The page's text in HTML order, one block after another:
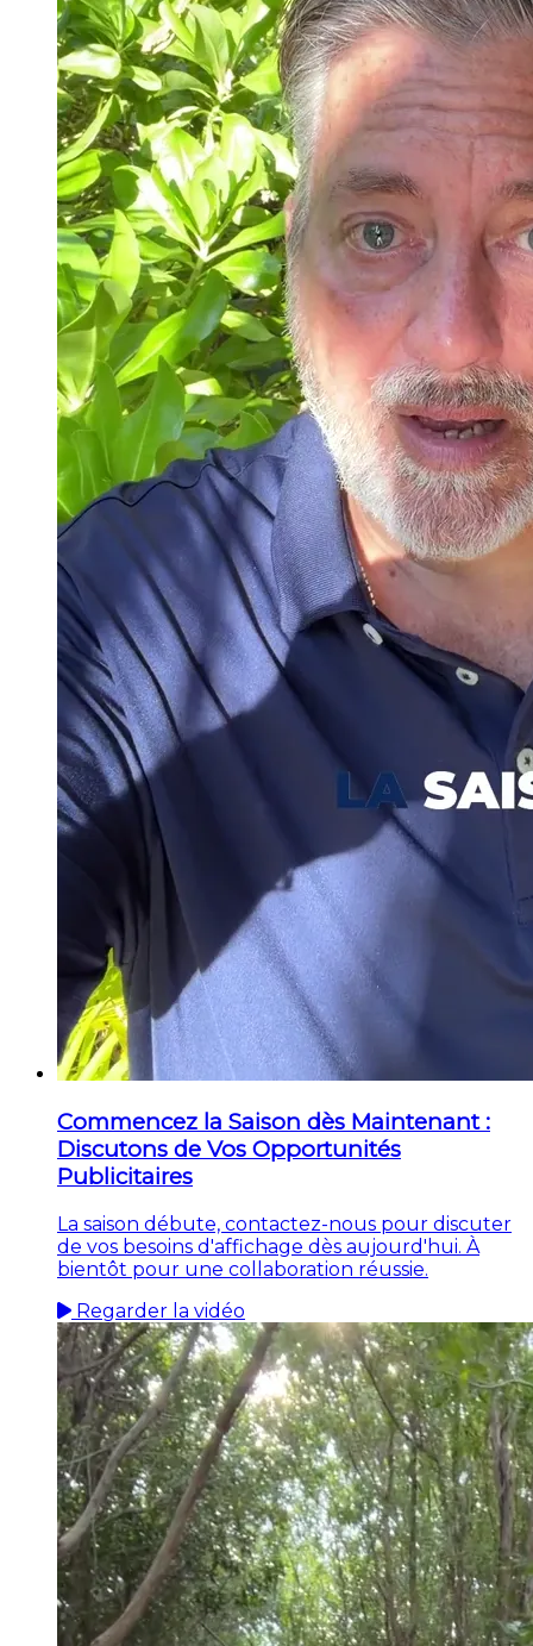
Commencez la Saison dès Maintenant :
Discutons de Vos Opportunités
Publicitaires
La saison débute, contactez-nous pour discuter
de vos besoins d'affichage dès aujourd'hui. À
bientôt pour une collaboration réussie.
Regarder la vidéo